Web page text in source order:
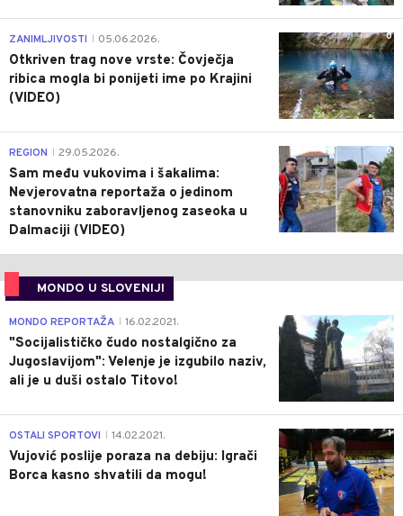
0
ZANIMLJIVOSTI 05.06.2026.
Otkriven trag nove vrste: Čovječja
ribica mogla bi ponijeti ime po Krajini
(VIDEO)
0
REGION 29.05.2026.
Sam među vukovima i šakalima:
Nevjerovatna reportaža o jedinom
stanovniku zaboravljenog zaseoka u
Dalmaciji (VIDEO)
MONDO U SLOVENIJI
4
MONDO REPORTAŽA 16.02.2021.
"Socijalističko čudo nostalgično za
Jugoslavijom": Velenje je izgubilo naziv,
ali je u duši ostalo Titovo!
1
OSTALI SPORTOVI 14.02.2021.
Vujović poslije poraza na debiju: Igrači
Borca kasno shvatili da mogu!